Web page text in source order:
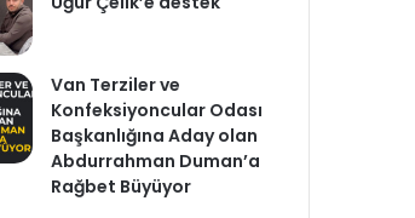
Van Terziler ve
Konfeksiyoncular Odası
Başkanlığına Aday olan
Abdurrahman Duman’a
Rağbet Büyüyor